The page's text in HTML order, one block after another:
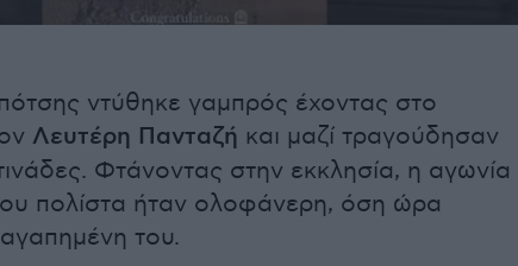
ντύθηκε γαμπρός έχοντας στο
Λευτέρη Πανταζή και μαζί τραγούδησαν
Φτάνοντας στην εκκλησία, η αγωνία
πολίστα ήταν ολοφάνερη, όση ώρα
του.